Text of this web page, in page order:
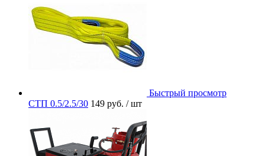
Быстрый просмотр
СТП 0.5/2.5/30 149 руб. / шт